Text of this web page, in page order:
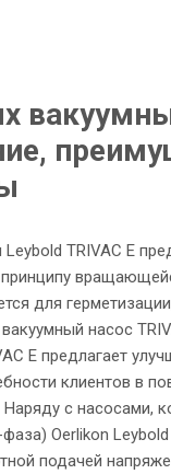
TRIVAC E
для
насос
E предлагает
клиентов в
с насосами,
Oerlikon
подачей